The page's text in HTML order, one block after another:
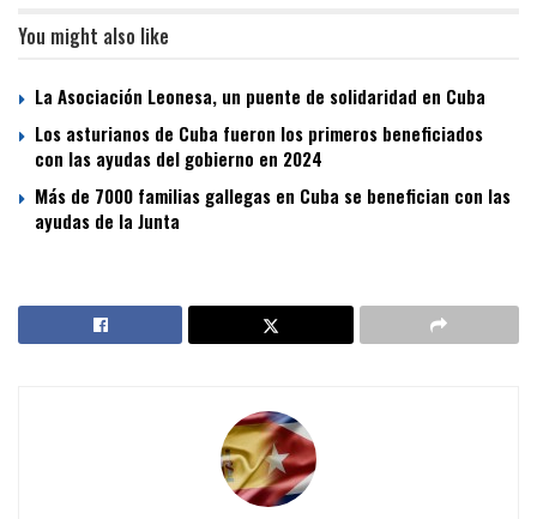
You might also like
La Asociación Leonesa, un puente de solidaridad en Cuba
Los asturianos de Cuba fueron los primeros beneficiados
con las ayudas del gobierno en 2024
Más de 7000 familias gallegas en Cuba se benefician con las
ayudas de la Junta